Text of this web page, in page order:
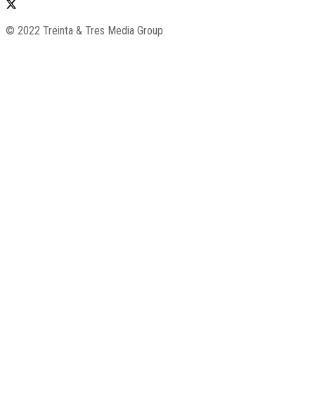
© 2022 Treinta & Tres Media Group